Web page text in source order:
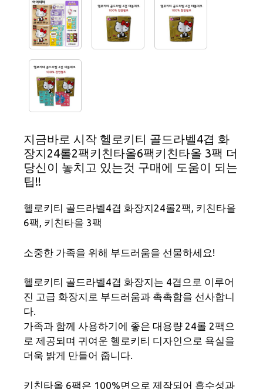
지금바로 시작 헬로키티 골드라벨4겹 화
장지24롤2팩키친타올6팩키친타올 3팩 더
당신이 놓치고 있는것 구매에 도움이 되는
팁!!
헬로키티 골드라벨4겹 화장지24롤2팩, 키친타올
6팩, 키친타올 3팩
소중한 가족을 위해 부드러움을 선물하세요!
헬로키티 골드라벨4겹 화장지는 4겹으로 이루어
진 고급 화장지로 부드러움과 촉촉함을 선사합니
다.
가족과 함께 사용하기에 좋은 대용량 24롤 2팩으
로 제공되며 귀여운 헬로키티 디자인으로 욕실을
더욱 밝게 만들어 줍니다.
키친타올 6팩은 100%면으로 제작되어 흡수성과